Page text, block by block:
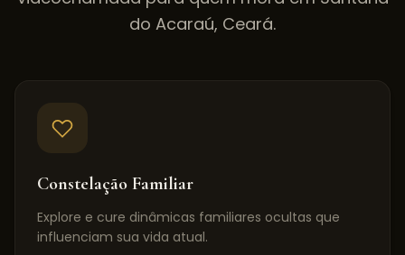
do Acaraú, Ceará.
Constelação Familiar
Explore e cure dinâmicas familiares ocultas que
influenciam sua vida atual.